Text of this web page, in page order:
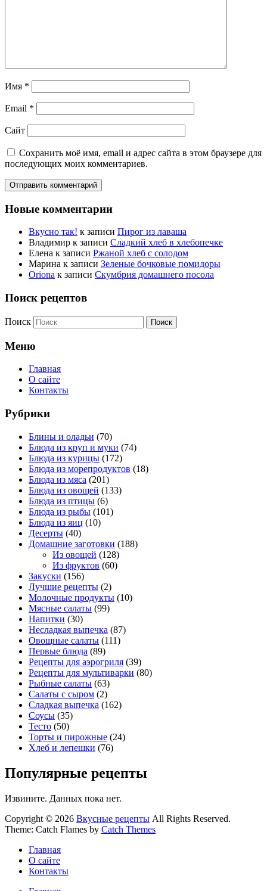
Имя *
Email *
Сайт
Сохранить моё имя, email и адрес сайта в этом браузере для
последующих моих комментариев.
Новые комментарии
Вкусно так! к записи Пирог из лаваша
Владимир к записи Сладкий хлеб в хлебопечке
Елена к записи Ржаной хлеб с солодом
Марина к записи Зеленые бочковые помидоры
Oriona к записи Скумбрия домашнего посола
Поиск рецептов
Поиск
Меню
Главная
О сайте
Контакты
Рубрики
Блины и оладьи (70)
Блюда из круп и муки (74)
Блюда из курицы (172)
Блюда из морепродуктов (18)
Блюда из мяса (201)
Блюда из овощей (133)
Блюда из птицы (6)
Блюда из рыбы (101)
Блюда из яиц (10)
Десерты (40)
Домашние заготовки (188)
Из овощей (128)
Из фруктов (60)
Закуски (156)
Лучшие рецепты (2)
Молочные продукты (10)
Мясные салаты (99)
Напитки (30)
Несладкая выпечка (87)
Овощные салаты (111)
Первые блюда (89)
Рецепты для аэрогриля (39)
Рецепты для мультиварки (80)
Рыбные салаты (63)
Салаты с сыром (2)
Сладкая выпечка (162)
Соусы (35)
Тесто (50)
Торты и пирожные (24)
Хлеб и лепешки (76)
Популярные рецепты
Извините. Данных пока нет.
Copyright © 2026 Вкусные рецепты All Rights Reserved.
Theme: Catch Flames by Catch Themes
Главная
О сайте
Контакты